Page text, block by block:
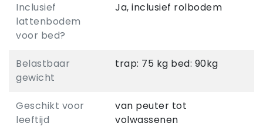
Inclusief
lattenbodem
voor bed?
Ja, inclusief rolbodem
Belastbaar
gewicht
trap: 75 kg bed: 90kg
Geschikt voor
leeftijd
van peuter tot
volwassenen